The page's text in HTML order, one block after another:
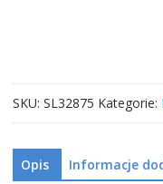
SKU: SL32875 Kategorie:
Opis Informacje